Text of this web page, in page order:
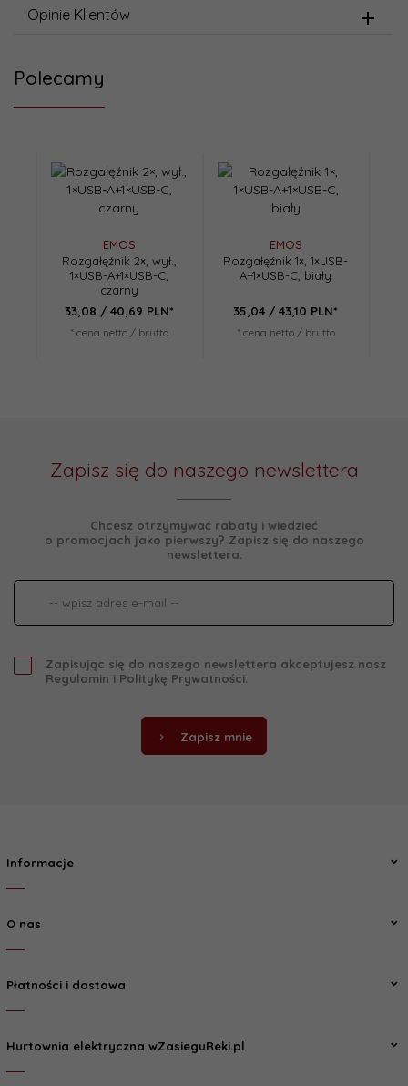
Opinie Klientów
Polecamy
EMOS
Rozgałęźnik 2×, wył.,
1×USB-A+1×USB-C,
czarny
33,08 / 40,69 PLN*
* cena netto / brutto
EMOS
Rozgałęźnik 1×, 1×USB-
A+1×USB-C, biały
35,04 / 43,10 PLN*
* cena netto / brutto
Zapisz się do naszego newslettera
Chcesz otrzymywać rabaty i wiedzieć
o promocjach jako pierwszy? Zapisz się do naszego
newslettera.
Zapisując się do naszego newslettera akceptujesz nasz
Regulamin i Politykę Prywatności
Zapisz mnie
Informacje
O nas
Płatności i dostawa
Hurtownia elektryczna wZasieguReki.pl